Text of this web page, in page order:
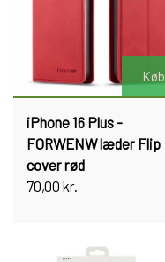
Køb
iPhone 16 Plus -
FORWENW læder Flip
cover rød
70,00 kr.